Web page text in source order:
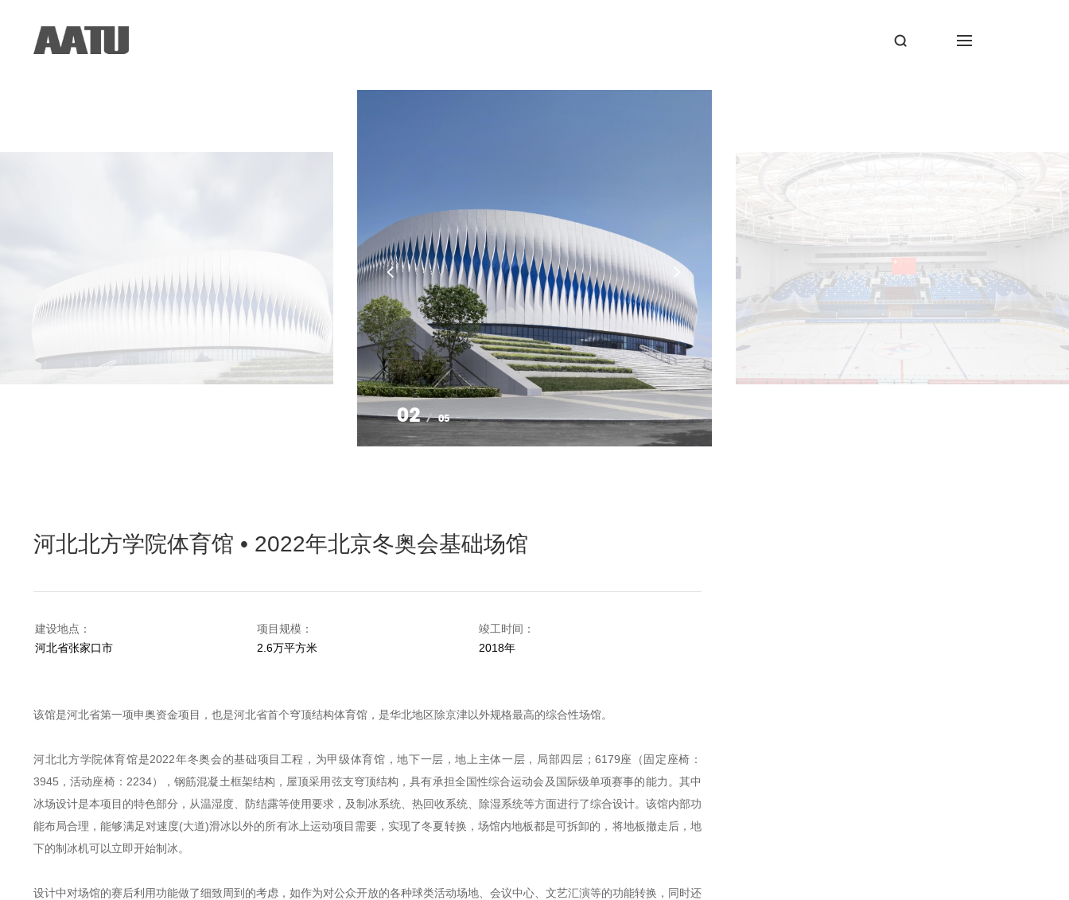
03 05
河北北方学院体育馆 • 2022年北京冬奥会基础场馆
建设地点：
河北省张家口市
项目规模：
2.6万平方米
竣工时间：
2018年
该馆是河北省第一项申奥资金项目，也是河北省首个穹顶结构体育馆，是华北地区除京津以外规格最高的综合性场馆。
河北北方学院体育馆是2022年冬奥会的基础项目工程，为甲级体育馆，地下一层，地上主体一层，局部四层；6179座（固定座椅：
3945，活动座椅：2234），钢筋混凝土框架结构，屋顶采用弦支穹顶结构，具有承担全国性综合运动会及国际级单项赛事的能力。其中
冰场设计是本项目的特色部分，从温湿度、防结露等使用要求，及制冰系统、热回收系统、除湿系统等方面进行了综合设计。该馆内部功
能布局合理，能够满足对速度(大道)滑冰以外的所有冰上运动项目需要，实现了冬夏转换，场馆内地板都是可拆卸的，将地板撤走后，地
下的制冰机可以立即开始制冰。
设计中对场馆的赛后利用功能做了细致周到的考虑，如作为对公众开放的各种球类活动场地、会议中心、文艺汇演等的功能转换，同时还